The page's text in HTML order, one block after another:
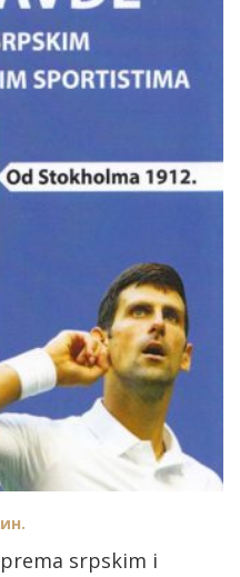
srpskim i